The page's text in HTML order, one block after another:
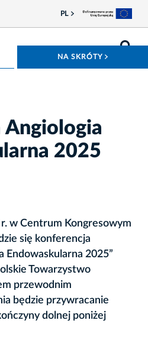
PL
NA SKRÓTY
Angiologia
2025
w Centrum Kongresowym
się konferencja
Endowaskularna 2025”
Towarzystwo
przewodnim
będzie przywracanie
dolnej poniżej